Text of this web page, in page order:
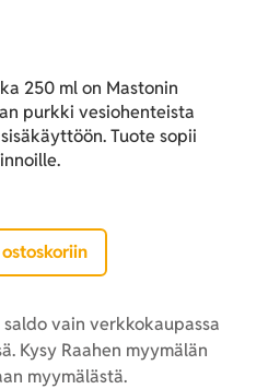
250 ml on Mastonin
purkki vesiohenteista
Tuote sopii
ostoskoriin
vain verkkokaupassa
Kysy Raahen myymälän
myymälästä.